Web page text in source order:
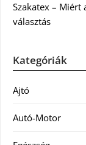
Szakatex –
választás
Kategóriák
Ajtó
Autó-Motor